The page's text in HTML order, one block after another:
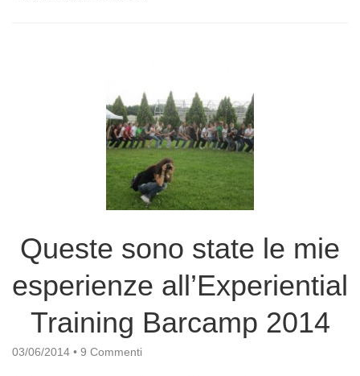
Queste sono state le mie
esperienze all’Experiential
Training Barcamp 2014
03/06/2014 • 9 Commenti